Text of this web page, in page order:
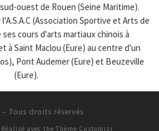
ouest de Rouen (Seine Maritime).
(Association Sportive et Arts de
cours d'arts martiaux chinois à
à Saint Maclou (Eure) au centre d'un
Pont Audemer (Eure) et Beuzeville
(Eure).
– Tous droits réservés
Réalisé avec the Thème Customizr